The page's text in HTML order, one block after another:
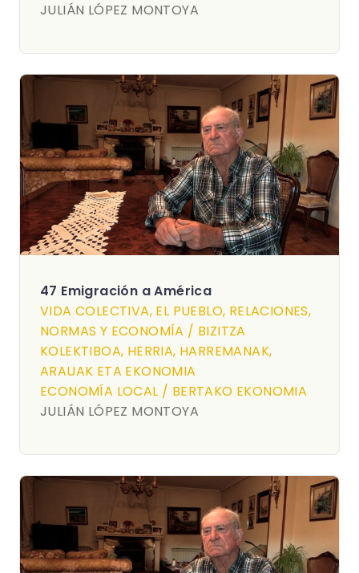
JULIÁN LÓPEZ MONTOYA
47 Emigración a América
VIDA COLECTIVA, EL PUEBLO, RELACIONES,
NORMAS Y ECONOMÍA / BIZITZA
KOLEKTIBOA, HERRIA, HARREMANAK,
ARAUAK ETA EKONOMIA
ECONOMÍA LOCAL / BERTAKO EKONOMIA
JULIÁN LÓPEZ MONTOYA